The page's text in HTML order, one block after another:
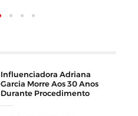
Influenciadora Adriana
Garcia Morre Aos 30 Anos
Durante Procedimento